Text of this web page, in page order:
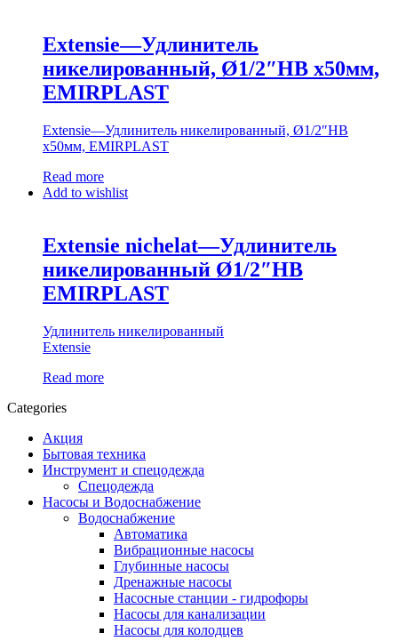
Extensie—Удлинитель
никелированный, Ø1/2″НВ х50мм,
EMIRPLAST
Extensie—Удлинитель никелированный, Ø1/2″НВ
х50мм, EMIRPLAST
Read more
Add to wishlist
Extensie nichelat—Удлинитель
никелированный Ø1/2″НВ
EMIRPLAST
Удлинитель никелированный
Extensie
Read more
Categories
Акция
Бытовая техника
Инструмент и спецодежда
Спецодежда
Насосы и Водоснабжение
Водоснабжение
Автоматика
Вибрационные насосы
Глубинные насосы
Дренажные насосы
Насосные станции - гидрофоры
Насосы для канализации
Насосы для колодцев